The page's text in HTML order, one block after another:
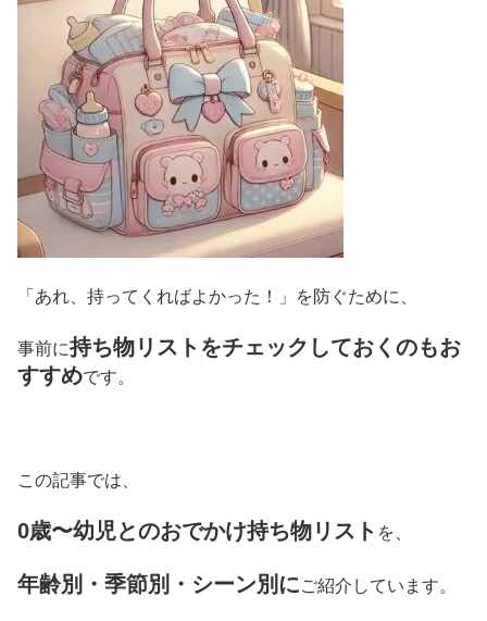
「あれ、持ってくればよかった！」を防ぐために、
事前に持ち物リストをチェックしておくのもお
すすめです。
この記事では、
0歳〜幼児とのおでかけ持ち物リスト を、
年齢別・季節別・シーン別にご紹介しています。